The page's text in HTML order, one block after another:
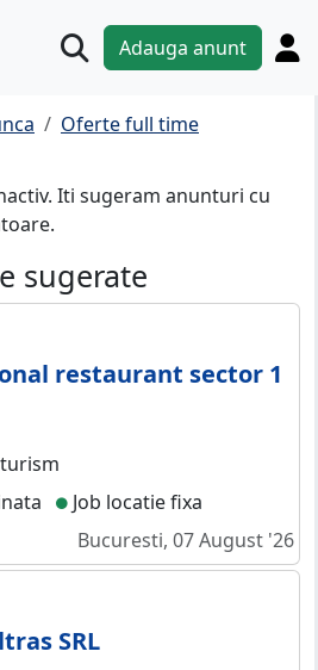
Adauga anunt
Oferte full time
Iti sugeram anunturi cu
sugerate
restaurant sector 1
Job locatie fixa
Bucuresti, 07 August '26
SRL